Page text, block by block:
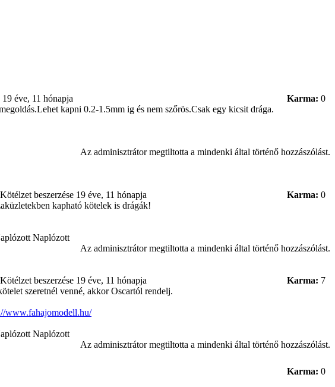
19 éve, 11 hónapja Karma: 0
kapni 0.2-1.5mm ig és nem szőrös.Csak egy kicsit drága.
Az adminisztrátor megtiltotta a mindenki által történő hozzászólást.
beszerzése 19 éve, 11 hónapja Karma: 0
kapható kötelek is drágák!
Naplózott
Az adminisztrátor megtiltotta a mindenki által történő hozzászólást.
beszerzése 19 éve, 11 hónapja Karma: 7
szeretnél venné, akkor Oscartól rendelj.
www.fahajomodell.hu/
Naplózott
Az adminisztrátor megtiltotta a mindenki által történő hozzászólást.
Karma: 0